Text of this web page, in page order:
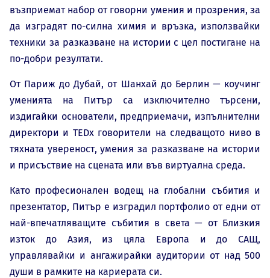
възприемат набор от говорни умения и прозрения, за
да изградят по-силна химия и връзка, използвайки
техники за разказване на истории с цел постигане на
по-добри резултати.
От Париж до Дубай, от Шанхай до Берлин — коучинг
уменията на Питър са изключително търсени,
издигайки основатели, предприемачи, изпълнителни
директори и TEDx говорители на следващото ниво в
тяхната увереност, умения за разказване на истории
и присъствие на сцената или във виртуална среда.
Като професионален водещ на глобални събития и
презентатор, Питър е изградил портфолио от едни от
най-впечатляващите събития в света — от Близкия
изток до Азия, из цяла Европа и до САЩ,
управлявайки и ангажирайки аудитории от над 500
души в рамките на кариерата си.